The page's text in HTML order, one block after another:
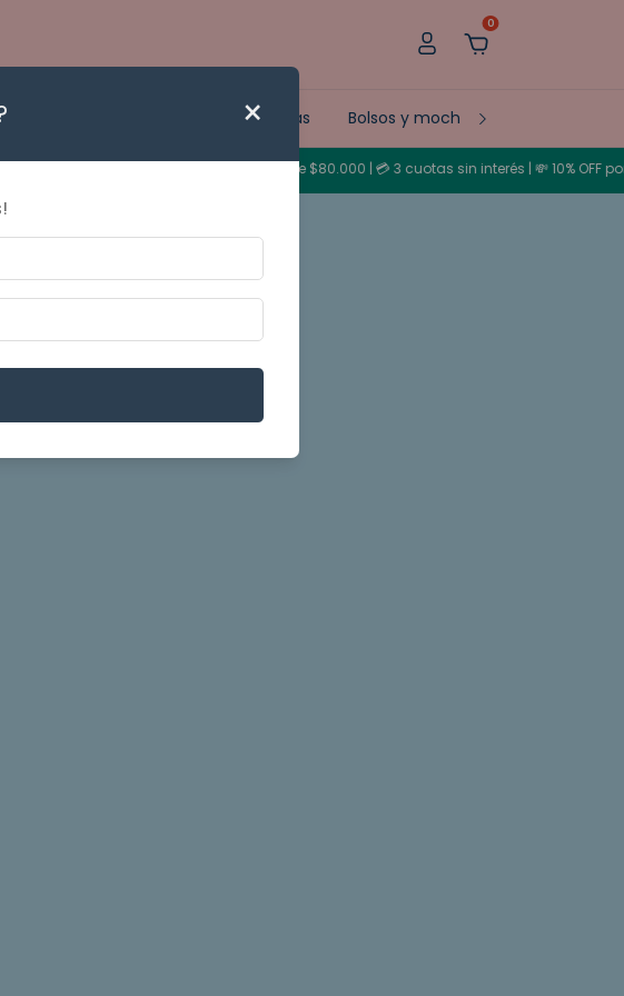
0
Eco bolsas Bolsos y mochilas
| 🚚 Envío gratis a todo el país desde $80.000 | 💳 3 cuotas sin interés | 💸 10% OFF
×